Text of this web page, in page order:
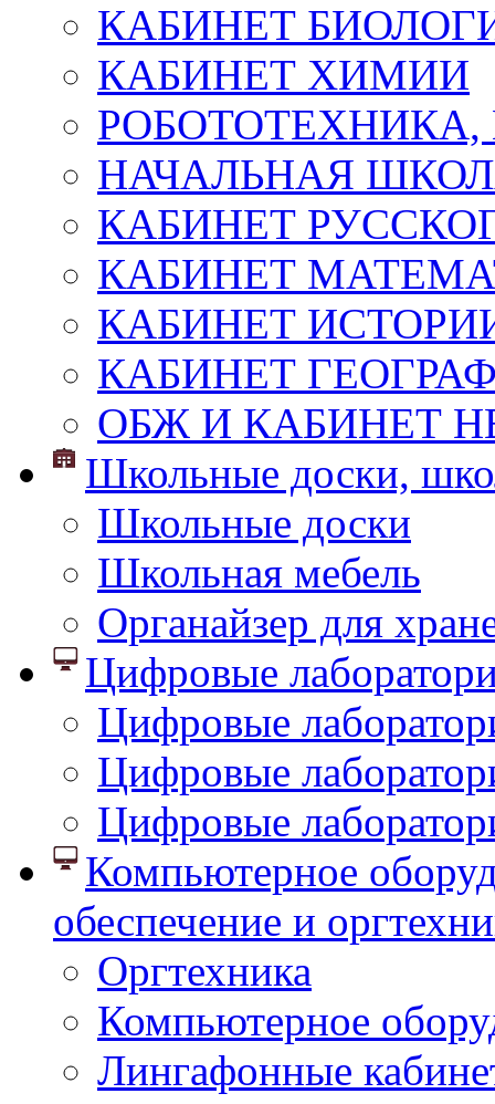
КАБИНЕТ
КАБИНЕТ ХИМИИ
НАЧАЛЬНАЯ
КАБИНЕТ
КАБИНЕТ
КАБИНЕТ
КАБИНЕТ
ОБЖ И КАБИНЕТ
Школьные доски,
Школьные доски
Школьная мебель
Органайзер для
Цифровые
Цифровые
Цифровые
Цифровые
Компьютерное
обеспечение и
Оргтехника
Компьютерное
Лингафонные